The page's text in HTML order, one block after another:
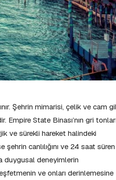
Şehrin mimarisi, çelik ve cam
State Binası’nın gri
ve sürekli hareket halindeki
şehrin canlılığını ve 24 saat süren
duygusal deneyimlerin
ve onları derinlemesine